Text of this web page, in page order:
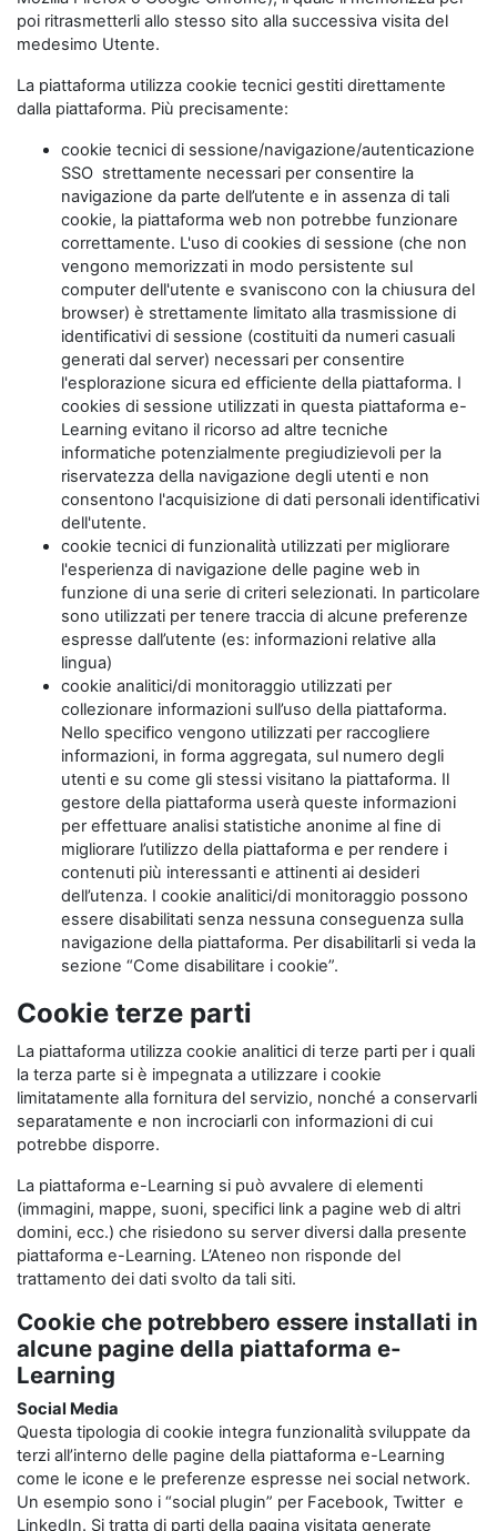
poi ritrasmetterli allo stesso sito alla successiva visita del
medesimo Utente.
La piattaforma utilizza cookie tecnici gestiti direttamente
dalla piattaforma. Più precisamente:
cookie tecnici di sessione/navigazione/autenticazione
SSO strettamente necessari per consentire la
navigazione da parte dell’utente e in assenza di tali
cookie, la piattaforma web non potrebbe funzionare
correttamente. L'uso di cookies di sessione (che non
vengono memorizzati in modo persistente sul
computer dell'utente e svaniscono con la chiusura del
browser) è strettamente limitato alla trasmissione di
identificativi di sessione (costituiti da numeri casuali
generati dal server) necessari per consentire
l'esplorazione sicura ed efficiente della piattaforma. I
cookies di sessione utilizzati in questa piattaforma e-
Learning evitano il ricorso ad altre tecniche
informatiche potenzialmente pregiudizievoli per la
riservatezza della navigazione degli utenti e non
consentono l'acquisizione di dati personali identificativi
dell'utente.
cookie tecnici di funzionalità utilizzati per migliorare
l'esperienza di navigazione delle pagine web in
funzione di una serie di criteri selezionati. In particolare
sono utilizzati per tenere traccia di alcune preferenze
espresse dall’utente (es: informazioni relative alla
lingua)
cookie analitici/di monitoraggio utilizzati per
collezionare informazioni sull’uso della piattaforma.
Nello specifico vengono utilizzati per raccogliere
informazioni, in forma aggregata, sul numero degli
utenti e su come gli stessi visitano la piattaforma. Il
gestore della piattaforma userà queste informazioni
per effettuare analisi statistiche anonime al fine di
migliorare l’utilizzo della piattaforma e per rendere i
contenuti più interessanti e attinenti ai desideri
dell’utenza. I cookie analitici/di monitoraggio possono
essere disabilitati senza nessuna conseguenza sulla
navigazione della piattaforma. Per disabilitarli si veda la
sezione “Come disabilitare i cookie”.
Cookie terze parti
La piattaforma utilizza cookie analitici di terze parti per i quali
la terza parte si è impegnata a utilizzare i cookie
limitatamente alla fornitura del servizio, nonché a conservarli
separatamente e non incrociarli con informazioni di cui
potrebbe disporre.
La piattaforma e-Learning si può avvalere di elementi
(immagini, mappe, suoni, specifici link a pagine web di altri
domini, ecc.) che risiedono su server diversi dalla presente
piattaforma e-Learning. L’Ateneo non risponde del
trattamento dei dati svolto da tali siti.
Cookie che potrebbero essere installati in
alcune pagine della piattaforma e-
Learning
Social Media
Questa tipologia di cookie integra funzionalità sviluppate da
terzi all’interno delle pagine della piattaforma e-Learning
come le icone e le preferenze espresse nei social network.
Un esempio sono i “social plugin” per Facebook, Twitter e
LinkedIn. Si tratta di parti della pagina visitata generate